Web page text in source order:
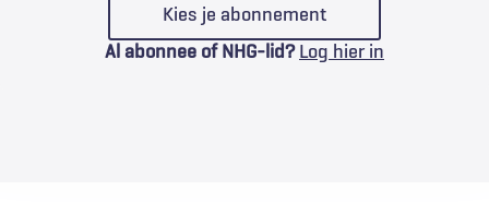
Kies je abonnement
Al abonnee of NHG-lid? Log hier in